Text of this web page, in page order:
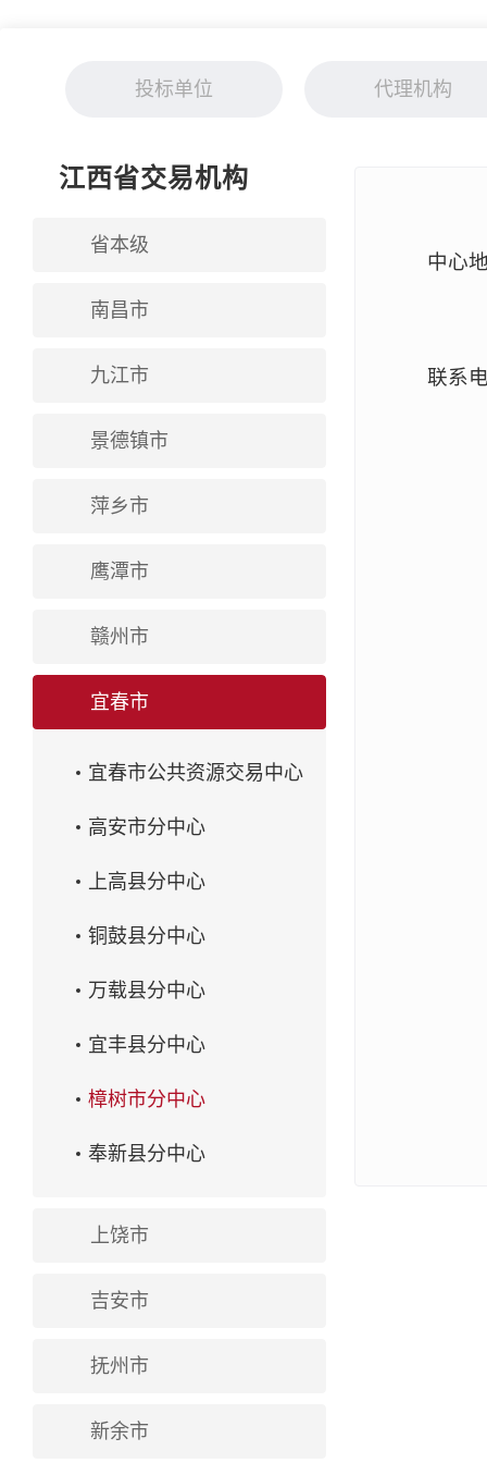
投标单位 代理机构
江西省交易机构
省本级
南昌市
九江市
景德镇市
萍乡市
鹰潭市
赣州市
宜春市
宜春市公共资源交易中心
高安市分中心
上高县分中心
铜鼓县分中心
万载县分中心
宜丰县分中心
樟树市分中心
奉新县分中心
上饶市
吉安市
抚州市
新余市
中心
联系